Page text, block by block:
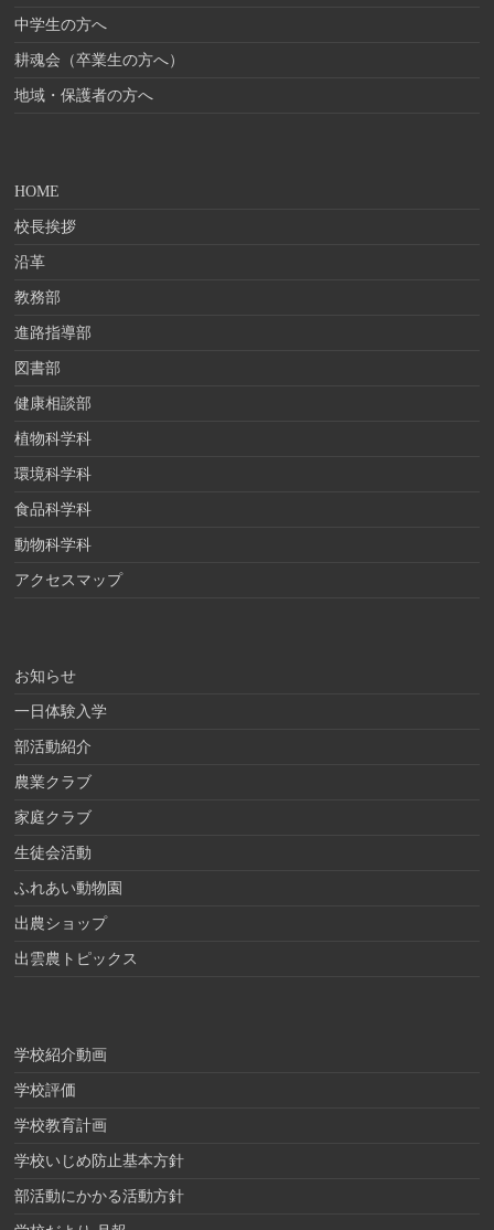
中学生の方へ
耕魂会（卒業生の方へ）
地域・保護者の方へ
HOME
校長挨拶
沿革
教務部
進路指導部
図書部
健康相談部
植物科学科
環境科学科
食品科学科
動物科学科
アクセスマップ
お知らせ
一日体験入学
部活動紹介
農業クラブ
家庭クラブ
生徒会活動
ふれあい動物園
出農ショップ
出雲農トピックス
学校紹介動画
学校評価
学校教育計画
学校いじめ防止基本方針
部活動にかかる活動方針